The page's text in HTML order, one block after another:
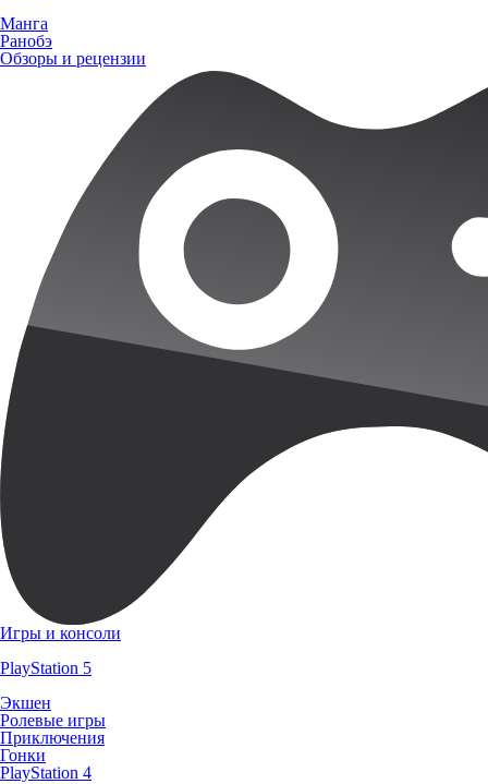
Манга
Ранобэ
Обзоры и рецензии
Игры и консоли
PlayStation 5
Экшен
Ролевые игры
Приключения
Гонки
PlayStation 4